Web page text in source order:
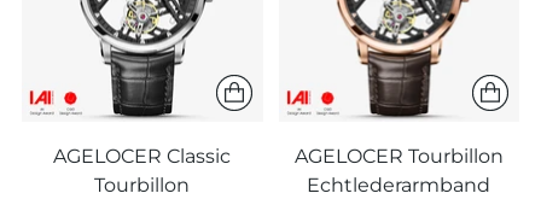
AGELOCER Classic
Tourbillon
AGELOCER Tourbillon
Echtlederarmband